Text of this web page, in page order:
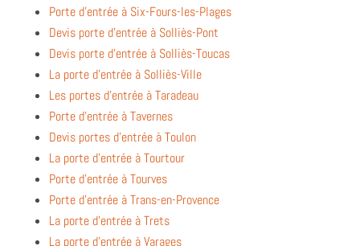
Porte d’entrée à Six-Fours-les-Plages
Devis porte d’entrée à Solliès-Pont
Devis porte d’entrée à Solliès-Toucas
La porte d’entrée à Solliès-Ville
Les portes d’entrée à Taradeau
Porte d’entrée à Tavernes
Devis portes d’entrée à Toulon
La porte d’entrée à Tourtour
Porte d’entrée à Tourves
Porte d’entrée à Trans-en-Provence
La porte d’entrée à Trets
La porte d’entrée à Varages